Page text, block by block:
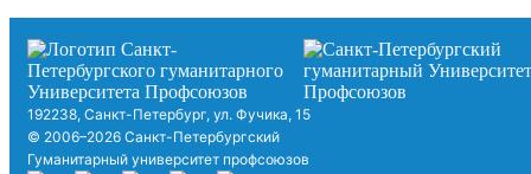
192238, Санкт-Петербург, ул. Фучика, 15
© 2006–2026 Санкт-Петербургский
Гуманитарный университет профсоюзов